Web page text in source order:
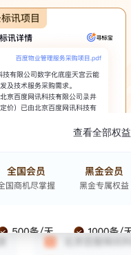
查看全部权益